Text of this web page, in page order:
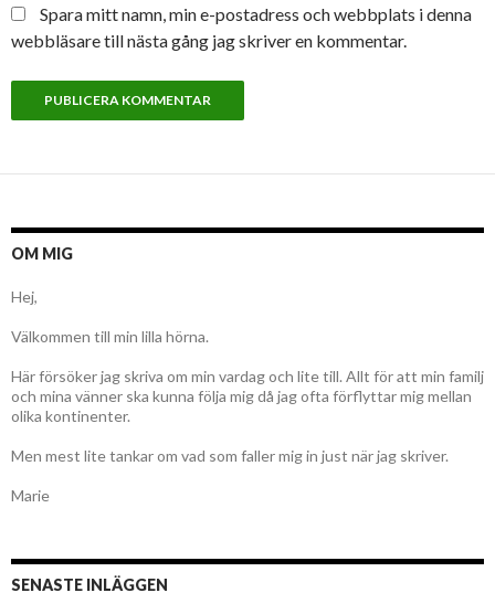
Spara mitt namn, min e-postadress och webbplats i denna
webbläsare till nästa gång jag skriver en kommentar.
OM MIG
Hej,
Välkommen till min lilla hörna.
Här försöker jag skriva om min vardag och lite till. Allt för att min familj
och mina vänner ska kunna följa mig då jag ofta förflyttar mig mellan
olika kontinenter.
Men mest lite tankar om vad som faller mig in just när jag skriver.
Marie
SENASTE INLÄGGEN